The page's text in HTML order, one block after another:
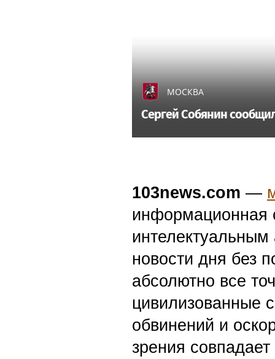
МОСКВА
Сергей Собянин
103news.com —
информационная
новости дня без
абсолютно все
цивилизованные
обвинений и
зрения